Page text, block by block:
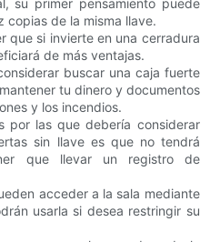
su primer pensamiento puede
copias de la misma llave.
que si invierte en una cerradura
de más ventajas.
buscar una caja fuerte
tu dinero y documentos
y los incendios.
por las que debería considerar
sin llave es que no tendrá
que llevar un registro de
acceder a la sala mediante
usarla si desea restringir su